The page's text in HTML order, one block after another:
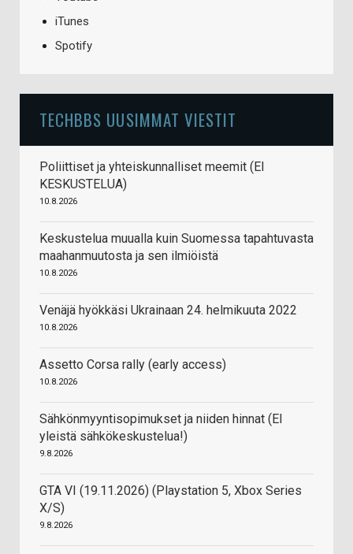
iTunes
Spotify
TECHBBS UUSIMMAT VIESTIT
Poliittiset ja yhteiskunnalliset meemit (EI
KESKUSTELUA)
10.8.2026
Keskustelua muualla kuin Suomessa tapahtuvasta
maahanmuutosta ja sen ilmiöistä
10.8.2026
Venäjä hyökkäsi Ukrainaan 24. helmikuuta 2022
10.8.2026
Assetto Corsa rally (early access)
10.8.2026
Sähkönmyyntisopimukset ja niiden hinnat (EI
yleistä sähkökeskustelua!)
9.8.2026
GTA VI (19.11.2026) (Playstation 5, Xbox Series
X/S)
9.8.2026